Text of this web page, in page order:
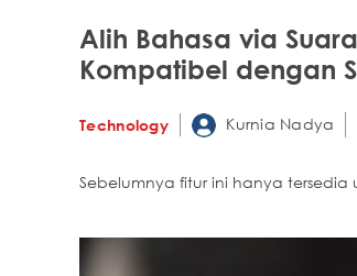
Alih Bahasa via
Kompatibel dengan
Technology Kurnia Nadya
Sebelumnya fitur ini hanya tersedia